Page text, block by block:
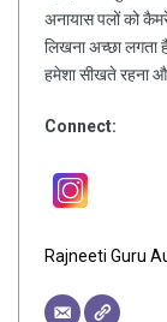
अनायास पलों को
लिखना अच्छा लगता
हमेशा सीखते रहना
Connect:
Rajneeti Guru